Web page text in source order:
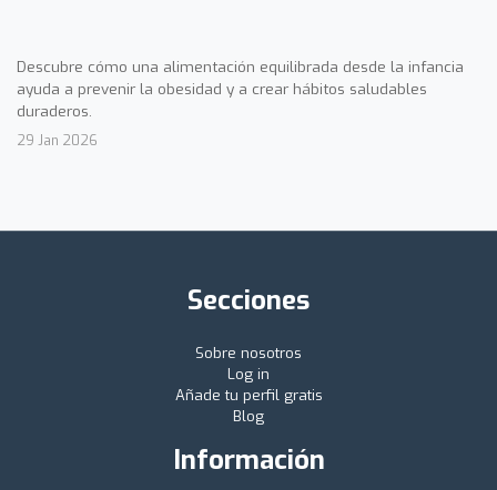
Descubre cómo una alimentación equilibrada desde la infancia
ayuda a prevenir la obesidad y a crear hábitos saludables
duraderos.
29 Jan 2026
Secciones
Sobre nosotros
Log in
Añade tu perfil gratis
Blog
Información